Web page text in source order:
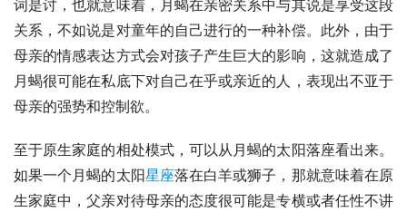
词是讨，也就意味着，月蝎在亲密关系中与其说是享受这段
关系，不如说是对童年的自己进行的一种补偿。此外，由于
母亲的情感表达方式会对孩子产生巨大的影响，这就造成了
月蝎很可能在私底下对自己在乎或亲近的人，表现出不亚于
母亲的强势和控制欲。
至于原生家庭的相处模式，可以从月蝎的太阳落座看出来。
如果一个月蝎的太阳星座落在白羊或狮子，那就意味着在原
生家庭中，父亲对待母亲的态度很可能是专横或者任性不讲